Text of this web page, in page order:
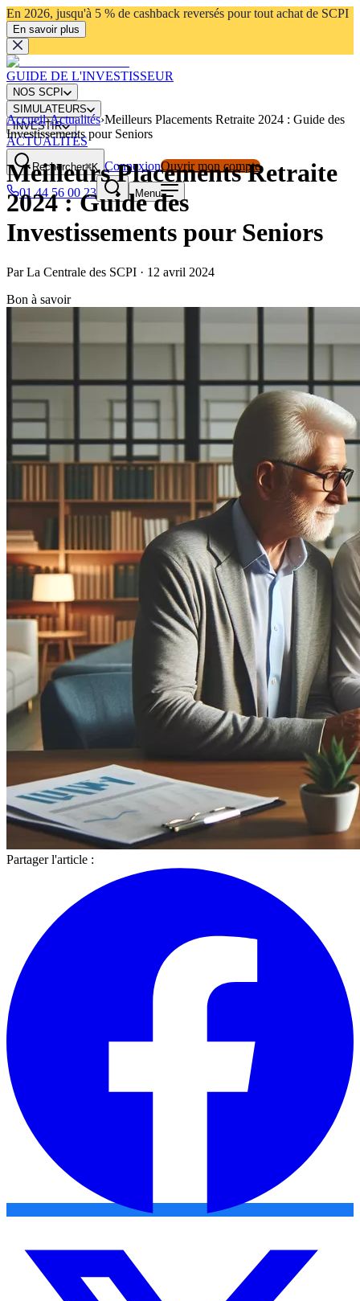
En 2026, jusqu'à 5 % de cashback reversés pour tout achat de SCPI
En savoir plus
GUIDE DE L'INVESTISSEUR
NOS SCPI
SIMULATEURS
INVESTIR
ACTUALITÉS
Rechercher⌘K ConnexionOuvrir mon compte
01 44 56 00 23
Menu
Accueil›Actualités›Meilleurs Placements Retraite 2024 : Guide des
Investissements pour Seniors
Meilleurs Placements Retraite
2024 : Guide des
Investissements pour Seniors
Par La Centrale des SCPI · 12 avril 2024
Bon à savoir
Partager l'article :